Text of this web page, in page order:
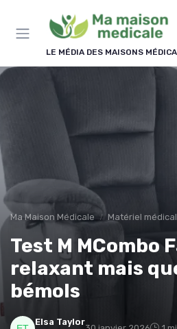
LE MÉDIA DES MAISONS
Ma Maison Médicale Matériel médical
Test M MCombo
relaxant mais
bémols
Elsa Taylor